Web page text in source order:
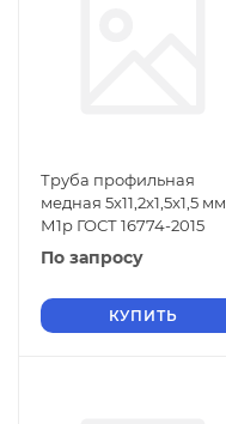
Труба профильная
медная 5x11,2x1,5x1,5 мм
М1р ГОСТ 16774-2015
По запросу
КУПИТЬ